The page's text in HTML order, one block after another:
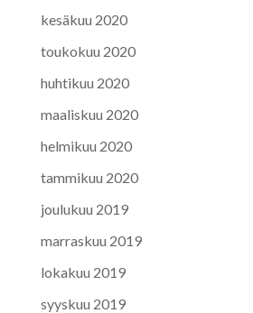
kesäkuu 2020
toukokuu 2020
huhtikuu 2020
maaliskuu 2020
helmikuu 2020
tammikuu 2020
joulukuu 2019
marraskuu 2019
lokakuu 2019
syyskuu 2019